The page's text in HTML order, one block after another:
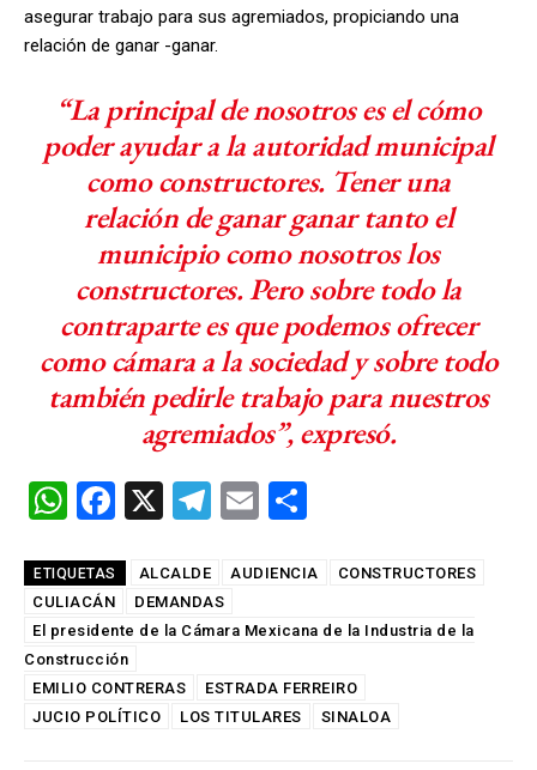
asegurar trabajo para sus agremiados, propiciando una
relación de ganar -ganar.
“La principal de nosotros es el cómo
poder ayudar a la autoridad municipal
como constructores. Tener una
relación de ganar ganar tanto el
municipio como nosotros los
constructores. Pero sobre todo la
contraparte es que podemos ofrecer
como cámara a la sociedad y sobre todo
también pedirle trabajo para nuestros
agremiados”, expresó.
W
at
s
A
p
p
F
ce
b
o
o
k
X
T
gr
m
E
ail m
p
tir
ETIQUETAS ALCALDE AUDIENCIA
CONSTRUCTORES
CULIACÁN
DEMANDAS
El presidente de la Cámara Mexicana de la Industria de la
Construcción
EMILIO CONTRERAS
ESTRADA FERREIRO
JUCIO POLÍTICO
LOS TITULARES SINALOA